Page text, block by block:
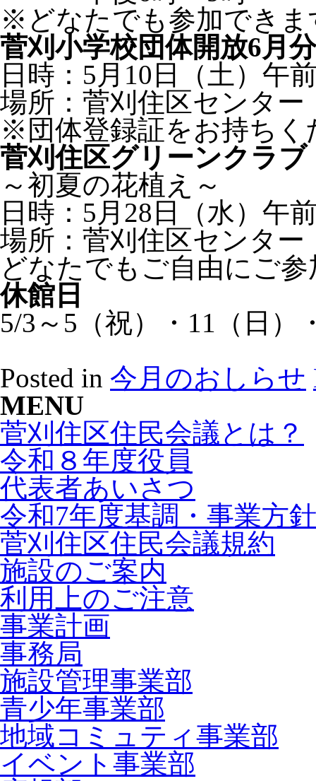
※どなたでも参加できま
菅刈小学校団体開放6月
日時：5月10日（土）午
場所：菅刈住区センタ
※団体登録証をお持ちく
菅刈住区グリーンクラブ
～初夏の花植え～
日時：5月28日（水）午
場所：菅刈住区センター
どなたでもご自由にご
休館日
5/3～5（祝）・11（日）
Posted in 今月のおしらせ
MENU
菅刈住区住民会議とは？
令和８年度役員
代表者あいさつ
令和7年度基調・事業方針
菅刈住区住民会議規約
施設のご案内
利用上のご注意
事業計画
事務局
施設管理事業部
青少年事業部
地域コミュティ事業部
イベント事業部